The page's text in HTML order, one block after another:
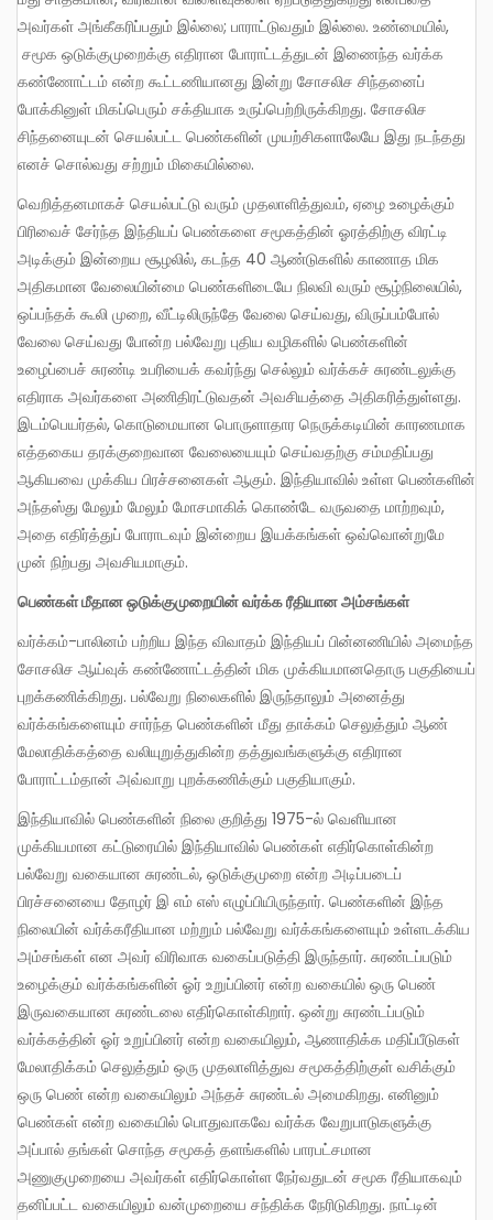
அவர்கள் அங்கீகரிப்பதும் இல்லை; பாராட்டுவதும் இல்லை. உண்மையில்,
சமூக ஒடுக்குமுறைக்கு எதிரான போராட்டத்துடன் இணைந்த வர்க்க
கண்ணோட்டம் என்ற கூட்டணியானது இன்று சோசலிச சிந்தனைப்
போக்கினுள் மிகப்பெரும் சக்தியாக உருப்பெற்றிருக்கிறது. சோசலிச
சிந்தனையுடன் செயல்பட்ட பெண்களின் முயற்சிகளாலேயே இது நடந்தது
எனச் சொல்வது சற்றும் மிகையில்லை.
வெறித்தனமாகச் செயல்பட்டு வரும் முதலாளித்துவம், ஏழை உழைக்கும்
பிரிவைச் சேர்ந்த இந்தியப் பெண்களை சமூகத்தின் ஓரத்திற்கு விரட்டி
அடிக்கும் இன்றைய சூழலில், கடந்த 40 ஆண்டுகளில் காணாத மிக
அதிகமான வேலையின்மை பெண்களிடையே நிலவி வரும் சூழ்நிலையில்,
ஒப்பந்தக் கூலி முறை, வீட்டிலிருந்தே வேலை செய்வது, விருப்பம்போல்
வேலை செய்வது போன்ற பல்வேறு புதிய வழிகளில் பெண்களின்
உழைப்பைச் சுரண்டி உபரியைக் கவர்ந்து செல்லும் வர்க்கச் சுரண்டலுக்கு
எதிராக அவர்களை அணிதிரட்டுவதன் அவசியத்தை அதிகரித்துள்ளது.
இடம்பெயர்தல், கொடுமையான பொருளாதார நெருக்கடியின் காரணமாக
எத்தகைய தரக்குறைவான வேலையையும் செய்வதற்கு சம்மதிப்பது
ஆகியவை முக்கிய பிரச்சனைகள் ஆகும். இந்தியாவில் உள்ள பெண்களின்
அந்தஸ்து மேலும் மேலும் மோசமாகிக் கொண்டே வருவதை மாற்றவும்,
அதை எதிர்த்துப் போராடவும் இன்றைய இயக்கங்கள் ஒவ்வொன்றுமே
முன் நிற்பது அவசியமாகும்.
பெண்கள் மீதான ஒடுக்குமுறையின் வர்க்க ரீதியான அம்சங்கள்
வர்க்கம்-பாலினம் பற்றிய இந்த விவாதம் இந்தியப் பின்னணியில் அமைந்த
சோசலிச ஆய்வுக் கண்ணோட்டத்தின் மிக முக்கியமானதொரு பகுதியைப்
புறக்கணிக்கிறது. பல்வேறு நிலைகளில் இருந்தாலும் அனைத்து
வர்க்கங்களையும் சார்ந்த பெண்களின் மீது தாக்கம் செலுத்தும் ஆண்
மேலாதிக்கத்தை வலியுறுத்துகின்ற தத்துவங்களுக்கு எதிரான
போராட்டம்தான் அவ்வாறு புறக்கணிக்கும் பகுதியாகும்.
இந்தியாவில் பெண்களின் நிலை குறித்து 1975-ல் வெளியான
முக்கியமான கட்டுரையில் இந்தியாவில் பெண்கள் எதிர்கொள்கின்ற
பல்வேறு வகையான சுரண்டல், ஒடுக்குமுறை என்ற அடிப்படைப்
பிரச்சனையை தோழர் இ எம் எஸ் எழுப்பியிருந்தார். பெண்களின் இந்த
நிலையின் வர்க்கரீதியான மற்றும் பல்வேறு வர்க்கங்களையும் உள்ளடக்கிய
அம்சங்கள் என அவர் விரிவாக வகைப்படுத்தி இருந்தார். சுரண்டப்படும்
உழைக்கும் வர்க்கங்களின் ஓர் உறுப்பினர் என்ற வகையில் ஒரு பெண்
இருவகையான சுரண்டலை எதிர்கொள்கிறார். ஒன்று சுரண்டப்படும்
வர்க்கத்தின் ஓர் உறுப்பினர் என்ற வகையிலும், ஆணாதிக்க மதிப்பீடுகள்
மேலாதிக்கம் செலுத்தும் ஒரு முதலாளித்துவ சமூகத்திற்குள் வசிக்கும்
ஒரு பெண் என்ற வகையிலும் அந்தச் சுரண்டல் அமைகிறது. எனினும்
பெண்கள் என்ற வகையில் பொதுவாகவே வர்க்க வேறுபாடுகளுக்கு
அப்பால் தங்கள் சொந்த சமூகத் தளங்களில் பாரபட்சமான
அணுகுமுறையை அவர்கள் எதிர்கொள்ள நேர்வதுடன் சமூக ரீதியாகவும்
தனிப்பட்ட வகையிலும் வன்முறையை சந்திக்க நேரிடுகிறது. நாட்டின்